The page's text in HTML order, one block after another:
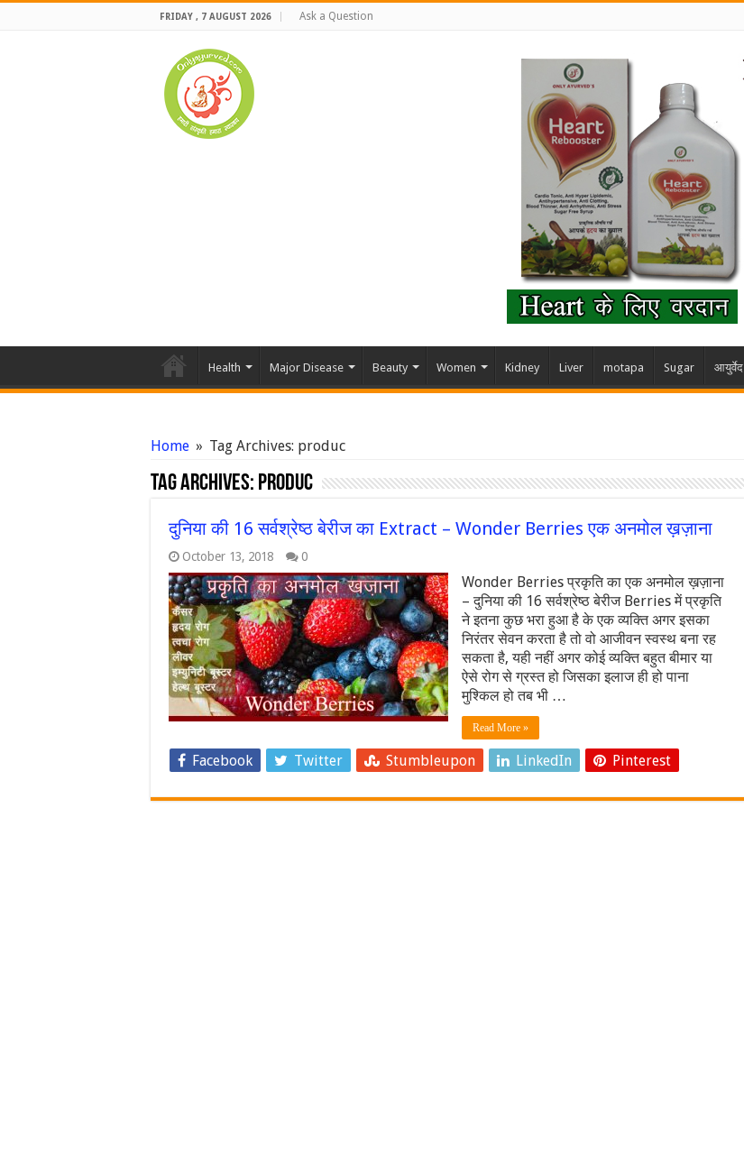
FRIDAY , 7 AUGUST 2026 Ask a Question
Health Major Disease Beauty Women Kidney Liver motapa Sugar आयुर्वेद
Home » Tag Archives: produc
Tag Archives: produc
दुनिया की 16 सर्वश्रेष्ठ बेरीज का Extract – Wonder Berries एक अनमोल ख़ज़ाना
October 13, 2018 0
Wonder Berries प्रकृति का एक अनमोल ख़ज़ाना
– दुनिया की 16 सर्वश्रेष्ठ बेरीज Berries में प्रकृति
ने इतना कुछ भरा हुआ है के एक व्यक्ति अगर इसका
निरंतर सेवन करता है तो वो आजीवन स्वस्थ बना रह
सकता है, यही नहीं अगर कोई व्यक्ति बहुत बीमार या
ऐसे रोग से ग्रस्त हो जिसका इलाज ही हो पाना
मुश्किल हो तब भी …
Read More »
Facebook Twitter Stumbleupon LinkedIn Pinterest